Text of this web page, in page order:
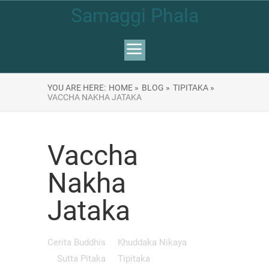
Samaggi Phala
YOU ARE HERE: HOME » BLOG » TIPITAKA »
VACCHA NAKHA JATAKA
Vaccha
Nakha
Jataka
Cerita Buddhis
Khuddaka Nikaya
Sutta Pitaka
Tipitaka